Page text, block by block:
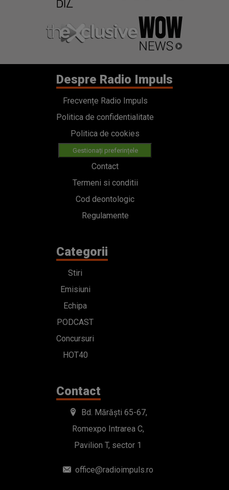
Despre Radio Impuls
Frecvențe Radio Impuls
Politica de confidentialitate
Politica de cookies
Gestionați preferințele
Contact
Termeni si conditii
Cod deontologic
Regulamente
Categorii
Stiri
Emisiuni
Echipa
PODCAST
Concursuri
HOT40
Contact
Bd. Mărăști 65-67,
Romexpo Intrarea C,
Pavilion T, sector 1
office@radioimpuls.ro